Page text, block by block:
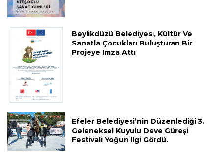
Beylikdüzü Belediyesi, Kültür Ve
Sanatla Çocukları Buluşturan Bir
Projeye Imza Attı
Efeler Belediyesi’nin Düzenlediği 3.
Geleneksel Kuyulu Deve Güreşi
Festivali Yoğun Ilgi Gördü.